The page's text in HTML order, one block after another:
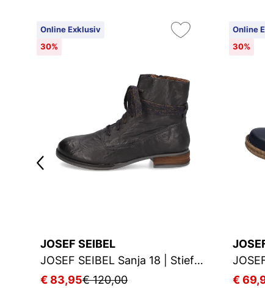
Online Exklusiv
30%
JOSEF SEIBEL
JOSEF SEIBEL Sanja 18 | Stiefelette für Damen | Blau
€ 83,95€ 120,00
Online
30%
€